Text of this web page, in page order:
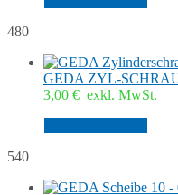
480
GEDA ZYL-
3,00 € exkl. MwSt.
540